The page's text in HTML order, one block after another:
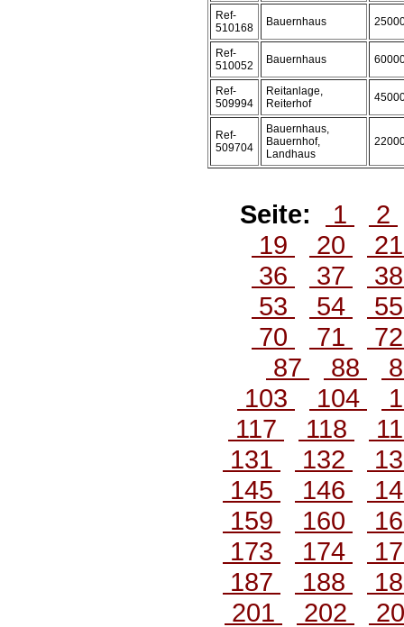
Ref-
510168
Bauernhaus
Ref-
510052
Bauernhaus
Ref-
509994
Reitanlage,
Reiterhof
Ref-
509704
Bauernhaus,
Bauernhof,
Landhaus
Seite: 1
2
19
20
36
37
53
54
70
71
87
88
103
104
117
118
131
132
145
146
159
160
173
174
187
188
201
202